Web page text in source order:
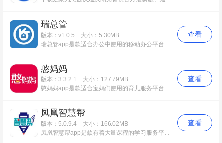
瑞总管
版本：v1.0.5
大小：5.30MB
查看
憨妈妈
版本：3.3.2.1
大小：127.79MB
憨妈妈app是款适合宝妈们使用的育儿服务平台。憨妈妈app用户提供备孕、怀孕、育儿一系列的服务，大家可以根据自己所处阶段和需求进行选择。憨妈妈中还为您挑选优质的母婴服务，发现当地火爆的产后恢复、小儿推拿、小儿洗浴等项目，专业甄选，一键下单，贴心服务。
查看
凤凰智慧帮
版本：5.0.9.4
大小：166.02MB
凤凰智慧帮app是款有着大量课程的学习服务平台。凤凰智慧帮app有英语、数学、物理、语文等等，功能齐全，有专门的错题本，记录平时练习或者考试时候做错的题目。凤凰智慧帮还是一个基于移动互联网、大数据、智能推送等技术，结合纸质教辅书的中小学学业及考试数据收集、分析和推送系统。
查看